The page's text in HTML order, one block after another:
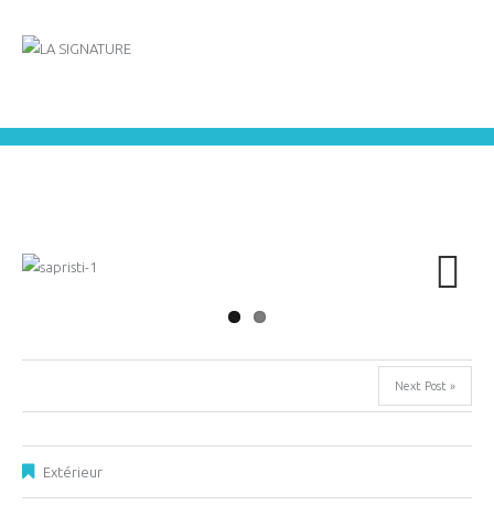
Next Post »
Extérieur